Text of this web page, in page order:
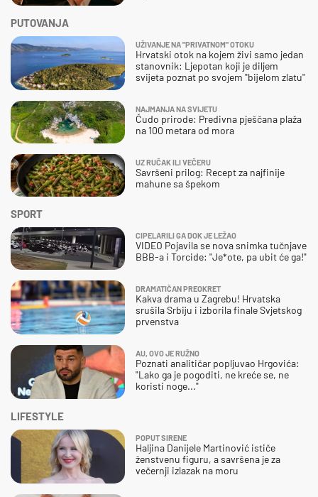
SPORT
CIPELARILI GA DOK JE LEŽAO
VIDEO Pojavila se nova snimka tučnjave
BBB-a i Torcide: "Je*ote, pa ubit će ga!"
DRAMATIČAN PREOKRET
Kakva drama u Zagrebu! Hrvatska
srušila Srbiju i izborila finale Svjetskog
prvenstva
AU, OVO JE RUŽNO
Poznati analitičar popljuvao Hrgovića:
"Lako ga je pogoditi, ne kreće se, ne
koristi noge..."
PUTOVANJA
UŽIVANJE NA "PRIVATNOM" OTOKU
Hrvatski otok na kojem živi samo jedan
stanovnik: Ljepotan koji je diljem
svijeta poznat po svojem "bijelom zlatu"
NAJMANJA NA SVIJETU
Čudo prirode: Predivna pješčana plaža
na 100 metara od mora
UZ RUČAK ILI VEČERU
Savršeni prilog: Recept za najfinije
mahune sa špekom
LIFESTYLE
POPUT SIRENE
Haljina Danijele Martinović ističe
ženstvenu figuru, a savršena je za
večernji izlazak na moru